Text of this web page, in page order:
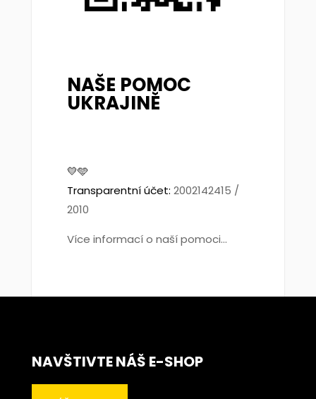
NAŠE POMOC
UKRAJINĚ
💛🩵
Transparentní účet: 2002142415 /
2010
Více informací o naší pomoci...
NAVŠTIVTE NÁŠ E-SHOP